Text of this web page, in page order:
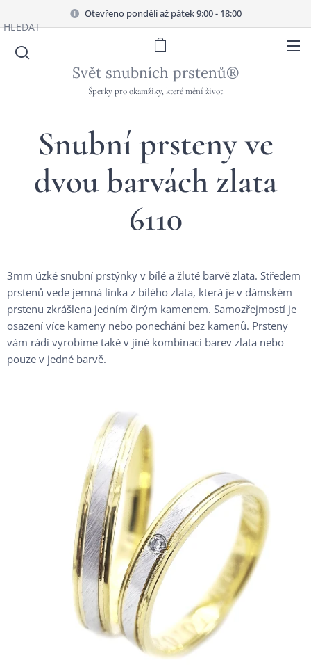
Otevřeno pondělí až pátek 9:00 - 18:00
Svět snubních prstenů®
Šperky pro okamžiky, které mění život
HLEDAT
Snubní prsteny ve
dvou barvách zlata
6110
3mm úzké snubní prstýnky v bílé a žluté barvě zlata. Středem
prstenů vede jemná linka z bílého zlata, která je v dámském
prstenu zkrášlena jedním čirým kamenem. Samozřejmostí je
osazení více kameny nebo ponechání bez kamenů. Prsteny
vám rádi vyrobíme také v jiné kombinaci barev zlata nebo
pouze v jedné barvě.